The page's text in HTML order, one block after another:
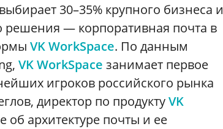
30–35% крупного бизнеса и
решения — корпоративная почта в
VK WorkSpace. По данным
VK WorkSpace занимает первое
игроков российского рынка
директор по продуктуVK
об архитектуре почты и ее